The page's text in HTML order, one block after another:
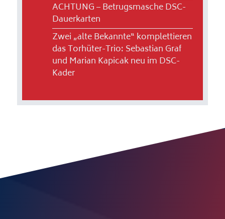
ACHTUNG – Betrugsmasche DSC-
Dauerkarten
Zwei „alte Bekannte“ komplettieren
das Torhüter-Trio: Sebastian Graf
und Marian Kapicak neu im DSC-
Kader